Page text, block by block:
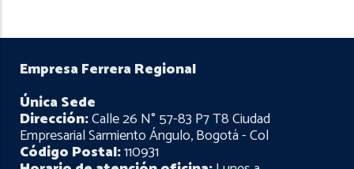
Empresa Ferrera Regional
Única Sede
Dirección:Calle 26 N° 57-83 P7 T8 Ciudad
Empresarial Sarmiento Ángulo, Bogotá - Col
Código Postal:110931